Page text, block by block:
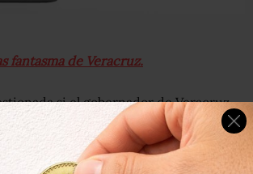
fantasma de Veracruz.
si el gobernador de Veracruz
líder priista
aseguró que el PRI no es
para castigar las presuntas
Duarte.
“Si alguien tiene algo que
que lo haga. Si alguien